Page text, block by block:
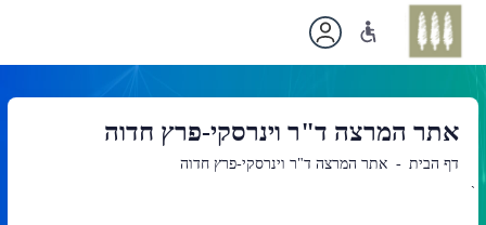
אתר המרצה ד"ר וינרסקי-פרץ חדוה
דף הבית אתר המרצה ד"ר וינרסקי-פרץ חדוה
`